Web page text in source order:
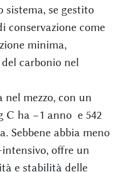
sistema, se gestito
conservazione come
minima,
carbonio nel
mezzo, con un
C ha −1 anno e 542
Sebbene abbia meno
offre un
e stabilità delle